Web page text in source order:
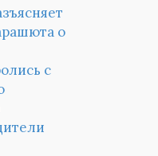
о
с